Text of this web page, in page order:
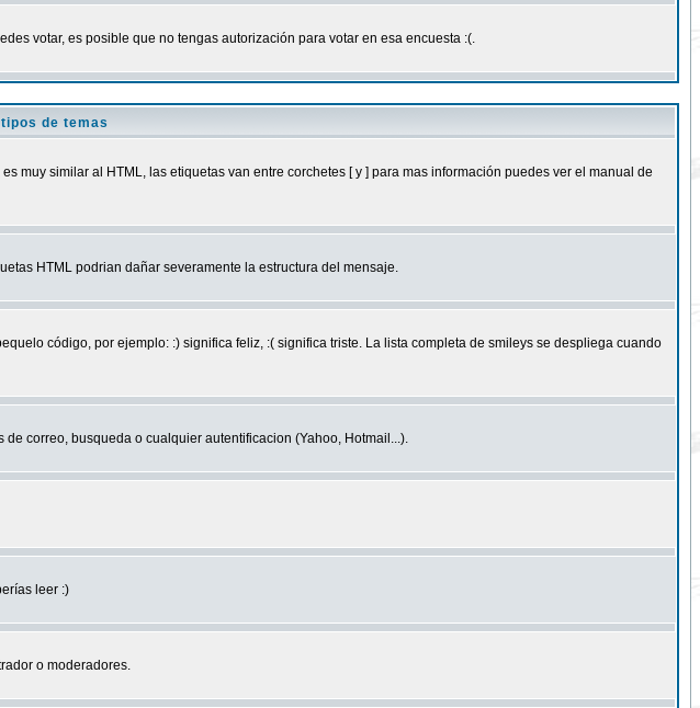
votar, es posible que no tengas autorización para votar en esa encuesta :(.
de temas
muy similar al HTML, las etiquetas van entre corchetes [ y ] para mas información puedes ver el manual de
HTML podrian dañar severamente la estructura del mensaje.
código, por ejemplo: :) significa feliz, :( significa triste. La lista completa de smileys se despliega cuando
correo, busqueda o cualquier autentificacion (Yahoo, Hotmail...).
leer :)
o moderadores.